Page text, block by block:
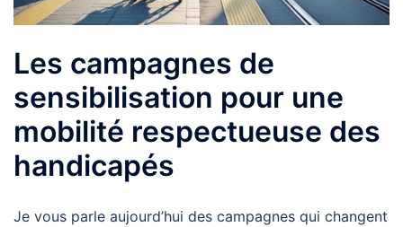
Les campagnes de
sensibilisation pour une
mobilité respectueuse des
handicapés
Je vous parle aujourd’hui des campagnes qui changent